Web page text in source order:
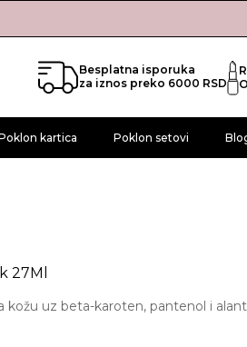
Besplatna isporuka
za iznos preko 6000 RSD
kartica Poklon setovi
27Ml
kožu uz beta-karoten, pantenol i